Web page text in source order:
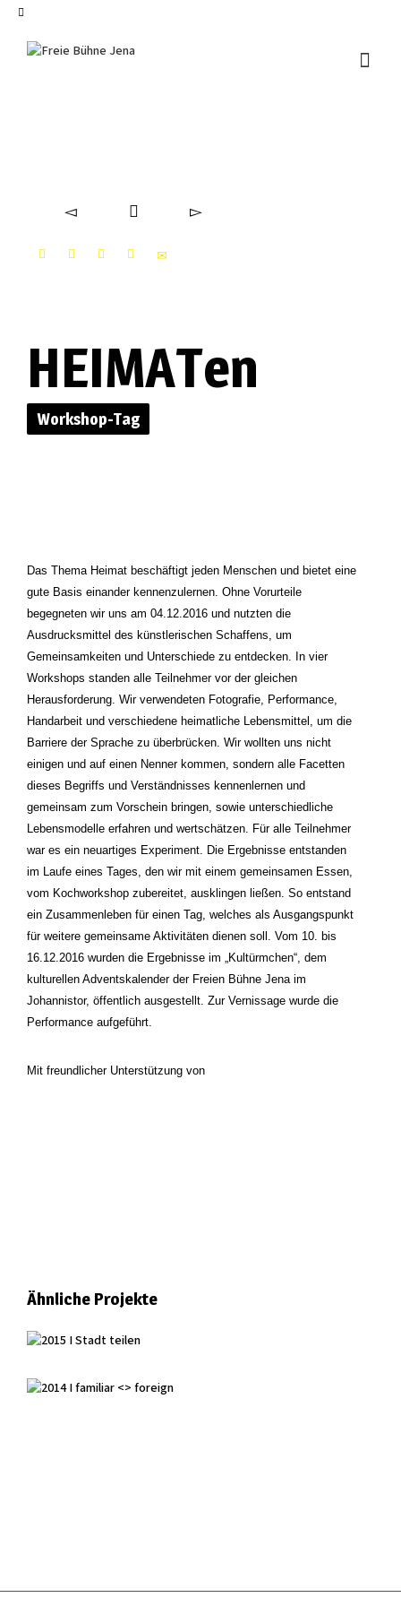
Show me the
HEIMATen
Workshop-Tag
Das Thema Heimat beschäftigt jeden Menschen und bietet eine
gute Basis einander kennenzulernen. Ohne Vorurteile
begegneten wir uns am 04.12.2016 und nutzten die
Ausdrucksmittel des künstlerischen Schaffens, um
Gemeinsamkeiten und Unterschiede zu entdecken. In vier
Workshops standen alle Teilnehmer vor der gleichen
Herausforderung. Wir verwendeten Fotografie, Performance,
Handarbeit und verschiedene heimatliche Lebensmittel, um die
Barriere der Sprache zu überbrücken. Wir wollten uns nicht
einigen und auf einen Nenner kommen, sondern alle Facetten
dieses Begriffs und Verständnisses kennenlernen und
gemeinsam zum Vorschein bringen, sowie unterschiedliche
Lebensmodelle erfahren und wertschätzen. Für alle Teilnehmer
war es ein neuartiges Experiment. Die Ergebnisse entstanden
im Laufe eines Tages, den wir mit einem gemeinsamen Essen,
vom Kochworkshop zubereitet, ausklingen ließen. So entstand
ein Zusammenleben für einen Tag, welches als Ausgangspunkt
für weitere gemeinsame Aktivitäten dienen soll. Vom 10. bis
16.12.2016 wurden die Ergebnisse im „Kultürmchen“, dem
kulturellen Adventskalender der Freien Bühne Jena im
Johannistor, öffentlich ausgestellt. Zur Vernissage wurde die
Performance aufgeführt.
Mit freundlicher Unterstützung von
Ähnliche Projekte